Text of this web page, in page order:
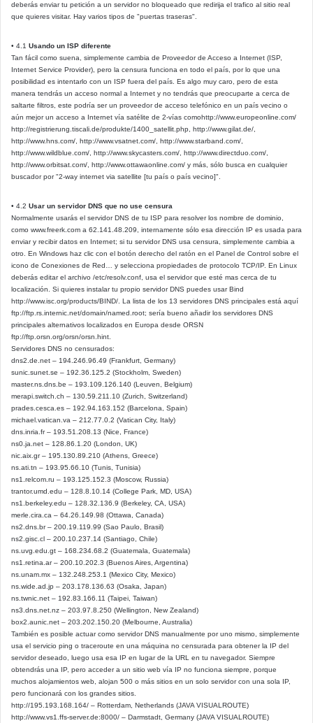
deberás enviar tu petición a un servidor no bloqueado que redirija el trafico al sitio real
que quieres visitar. Hay varios tipos de "puertas traseras".
• 4.1 Usando un ISP diferente
Tan fácil como suena, simplemente cambia de Proveedor de Acceso a Internet (ISP,
Internet Service Provider), pero la censura funciona en todo el país, por lo que una
posibilidad es intentarlo con un ISP fuera del país. Es algo muy caro, pero de esta
manera tendrás un acceso normal a Internet y no tendrás que preocuparte a cerca de
saltarte filtros, este podría ser un proveedor de acceso telefónico en un país vecino o
aún mejor un acceso a Internet vía satélite de 2-vías comohttp://www.europeonline.com/
http://registrierung.tiscali.de/produkte/1400_satellit.php, http://www.gilat.de/,
http://www.hns.com/, http://www.vsatnet.com/, http://www.starband.com/,
http://www.wildblue.com/, http://www.skycasters.com/, http://www.directduo.com/,
http://www.orbitsat.com/, http://www.ottawaonline.com/ y más, sólo busca en cualquier
buscador por "2-way internet via satellite [tu país o país vecino]".
• 4.2 Usar un servidor DNS que no use censura
Normalmente usarás el servidor DNS de tu ISP para resolver los nombre de dominio,
como www.freerk.com a 62.141.48.209, internamente sólo esa dirección IP es usada para
enviar y recibir datos en Internet; si tu servidor DNS usa censura, simplemente cambia a
otro. En Windows haz clic con el botón derecho del ratón en el Panel de Control sobre el
icono de Conexiones de Red… y selecciona propiedades de protocolo TCP/IP. En Linux
deberás editar el archivo /etc/resolv.conf, usa el servidor que esté mas cerca de tu
localización. Si quieres instalar tu propio servidor DNS puedes usar Bind
http://www.isc.org/products/BIND/. La lista de los 13 servidores DNS principales está aquí
ftp://ftp.rs.internic.net/domain/named.root; sería bueno añadir los servidores DNS
principales alternativos localizados en Europa desde ORSN
ftp://ftp.orsn.org/orsn/orsn.hint.
Servidores DNS no censurados:
dns2.de.net – 194.246.96.49 (Frankfurt, Germany)
sunic.sunet.se – 192.36.125.2 (Stockholm, Sweden)
master.ns.dns.be – 193.109.126.140 (Leuven, Belgium)
merapi.switch.ch – 130.59.211.10 (Zurich, Switzerland)
prades.cesca.es – 192.94.163.152 (Barcelona, Spain)
michael.vatican.va – 212.77.0.2 (Vatican City, Italy)
dns.inria.fr – 193.51.208.13 (Nice, France)
ns0.ja.net – 128.86.1.20 (London, UK)
nic.aix.gr – 195.130.89.210 (Athens, Greece)
ns.ati.tn – 193.95.66.10 (Tunis, Tunisia)
ns1.relcom.ru – 193.125.152.3 (Moscow, Russia)
trantor.umd.edu – 128.8.10.14 (College Park, MD, USA)
ns1.berkeley.edu – 128.32.136.9 (Berkeley, CA, USA)
merle.cira.ca – 64.26.149.98 (Ottawa, Canada)
ns2.dns.br – 200.19.119.99 (Sao Paulo, Brasil)
ns2.gisc.cl – 200.10.237.14 (Santiago, Chile)
ns.uvg.edu.gt – 168.234.68.2 (Guatemala, Guatemala)
ns1.retina.ar – 200.10.202.3 (Buenos Aires, Argentina)
ns.unam.mx – 132.248.253.1 (Mexico City, Mexico)
ns.wide.ad.jp – 203.178.136.63 (Osaka, Japan)
ns.twnic.net – 192.83.166.11 (Taipei, Taiwan)
ns3.dns.net.nz – 203.97.8.250 (Wellington, New Zealand)
box2.aunic.net – 203.202.150.20 (Melbourne, Australia)
También es posible actuar como servidor DNS manualmente por uno mismo, simplemente
usa el servicio ping o traceroute en una máquina no censurada para obtener la IP del
servidor deseado, luego usa esa IP en lugar de la URL en tu navegador. Siempre
obtendrás una IP, pero acceder a un sitio web vía IP no funciona siempre, porque
muchos alojamientos web, alojan 500 o más sitios en un solo servidor con una sola IP,
pero funcionará con los grandes sitios.
http://195.193.168.164/ – Rotterdam, Netherlands (JAVA VISUALROUTE)
http://www.vs1.ffs-server.de:8000/ – Darmstadt, Germany (JAVA VISUALROUTE)